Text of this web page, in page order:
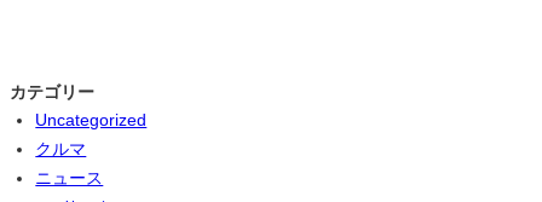
カテゴリー
Uncategorized
クルマ
ニュース